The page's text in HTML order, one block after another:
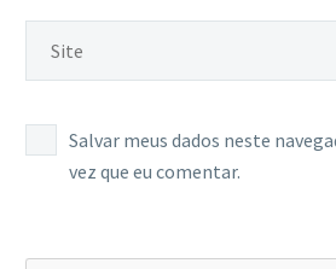
Salvar meus dados neste
vez que eu comentar.